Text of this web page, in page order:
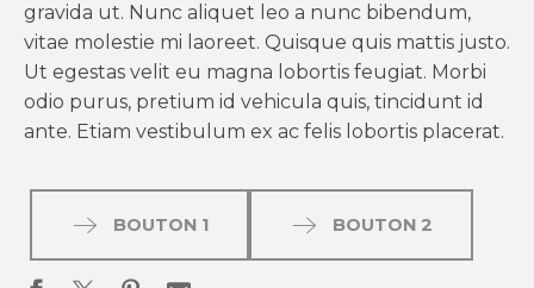
gravida ut. Nunc aliquet leo a nunc bibendum,
vitae molestie mi laoreet. Quisque quis mattis justo.
Ut egestas velit eu magna lobortis feugiat. Morbi
odio purus, pretium id vehicula quis, tincidunt id
ante. Etiam vestibulum ex ac felis lobortis placerat.
BOUTON 1 BOUTON 2